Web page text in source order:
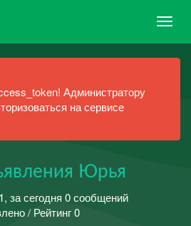
Администратору
на сервисе
Юрья
за сегодня 0 сообщений
/ Рейтинг 0